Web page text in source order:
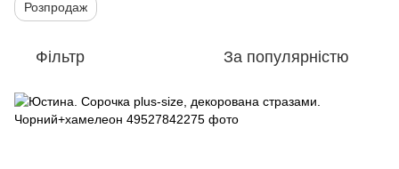
Розпродаж
Фільтр За популярністю